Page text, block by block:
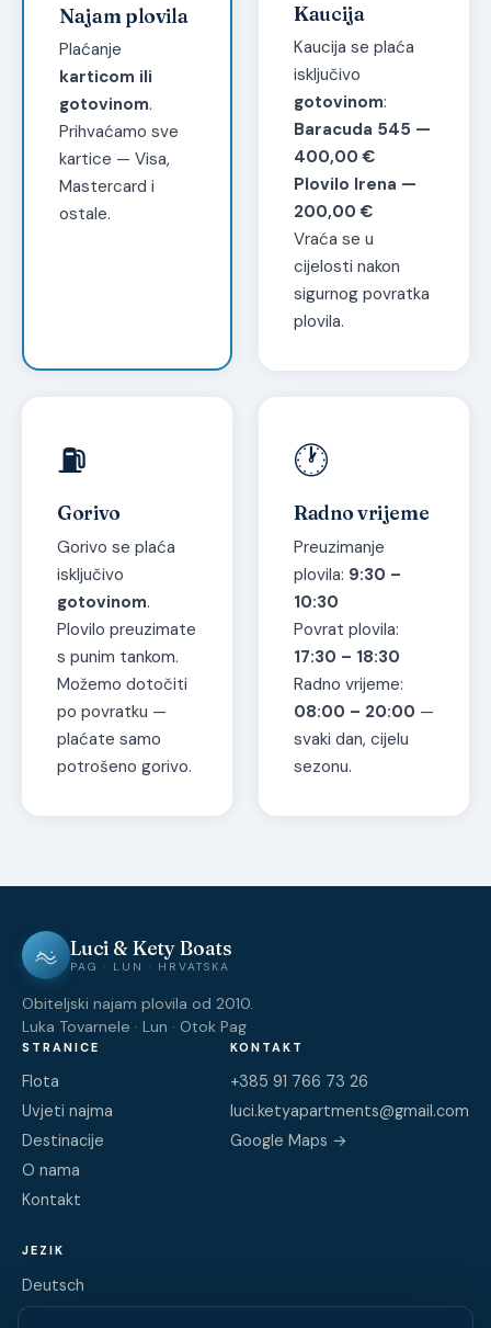
Najam plovila
Plaćanje
karticom ili
gotovinom.
Prihvaćamo sve
kartice — Visa,
Mastercard i
ostale.
Kaucija
Kaucija se plaća
isključivo
gotovinom:
Baracuda 545 —
400,00 €
Plovilo Irena —
200,00 €
Vraća se u
cijelosti nakon
sigurnog povratka
plovila.
⛽
Gorivo
Gorivo se plaća
isključivo
gotovinom.
Plovilo preuzimate
s punim tankom.
Možemo dotočiti
po povratku —
plaćate samo
potrošeno gorivo.
🕐
Radno vrijeme
Preuzimanje
plovila: 9:30 –
10:30
Povrat plovila:
17:30 – 18:30
Radno vrijeme:
08:00 – 20:00 —
svaki dan, cijelu
sezonu.
Luci & Kety Boats
PAG · LUN · HRVATSKA
Obiteljski najam plovila od 2010.
Luka Tovarnele · Lun · Otok Pag
STRANICE
Flota
Uvjeti najma
Destinacije
O nama
Kontakt
KONTAKT
+385 91 766 73 26
luci.ketyapartments@gmail.com
Google Maps →
JEZIK
Deutsch
English